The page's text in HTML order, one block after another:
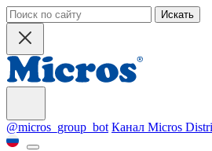
Искать
@micros_group_bot Канал Micros